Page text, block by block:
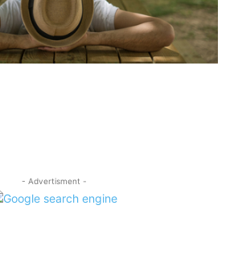
- Advertisment -